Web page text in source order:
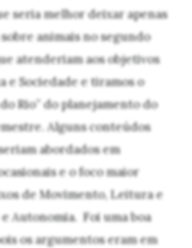
seria melhor deixar apenas
animais no segundo
atenderiam aos objetivos
e Sociedade e tiramos o
Rio” do planejamento do
Alguns conteúdos
abordados em
e o foco maior
de Movimento, Leitura e
Autonomia. Foi uma boa
os argumentos eram em